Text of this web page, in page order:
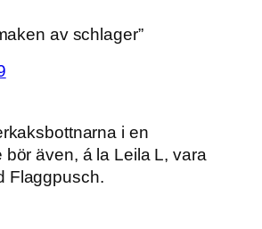
av schlager”
i en
även, á la Leila L, vara
Flaggpusch.